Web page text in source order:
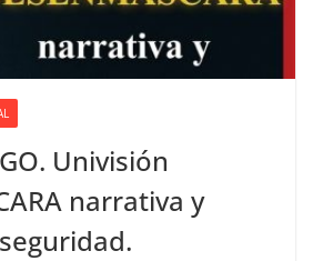
Univisión
narrativa y